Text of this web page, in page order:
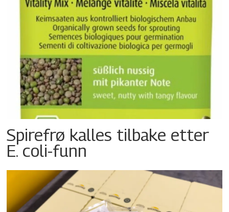
Spirefrø kalles tilbake etter
E. coli-funn